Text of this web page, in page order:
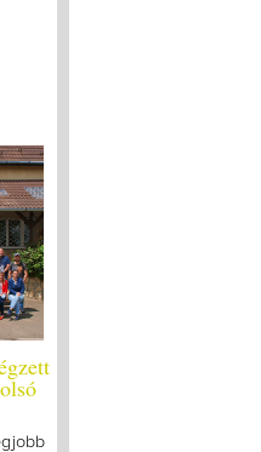
végzett
már
utolsó...